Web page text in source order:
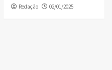
Redação 02/01/2025